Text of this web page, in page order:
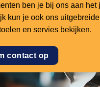
ben je bij ons aan het
kun je ook ons
en servies bekijken.
contact op